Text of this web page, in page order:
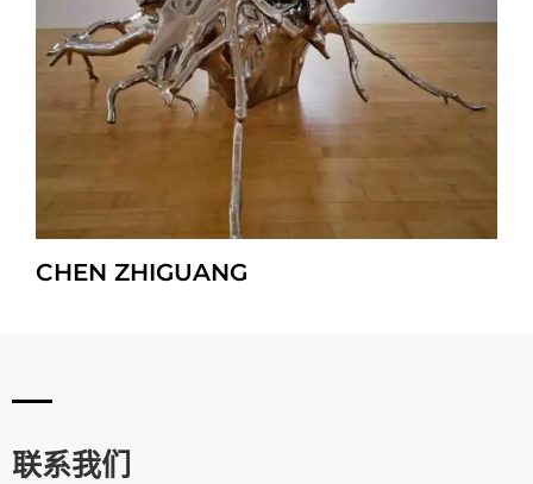
CHEN ZHIGUANG
联系我们